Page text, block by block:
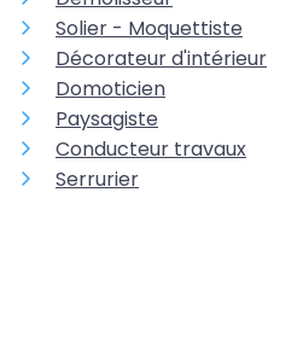
Solier - Moquettiste
Décorateur d'intérieur
Domoticien
Paysagiste
Conducteur travaux
Serrurier